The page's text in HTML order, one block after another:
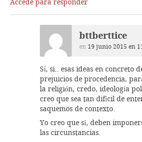
Accede para responder
bttberttice
en 19 junio 2015 en
Sí, si.. esas ideas en concreto
prejuicios de procedencia,
la religión, credo, ideología
creo que sea tan difícil de
saquemos de contexto.
Yo creo que sí, deben
las circunstancias.